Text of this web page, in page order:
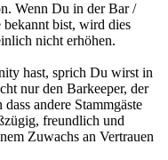
Wenn Du in der Bar /
bekannt bist, wird dies
nicht erhöhen.
hast, sprich Du wirst in
nur den Barkeeper, der
andere Stammgäste
freundlich und
Zuwachs an Vertrauen